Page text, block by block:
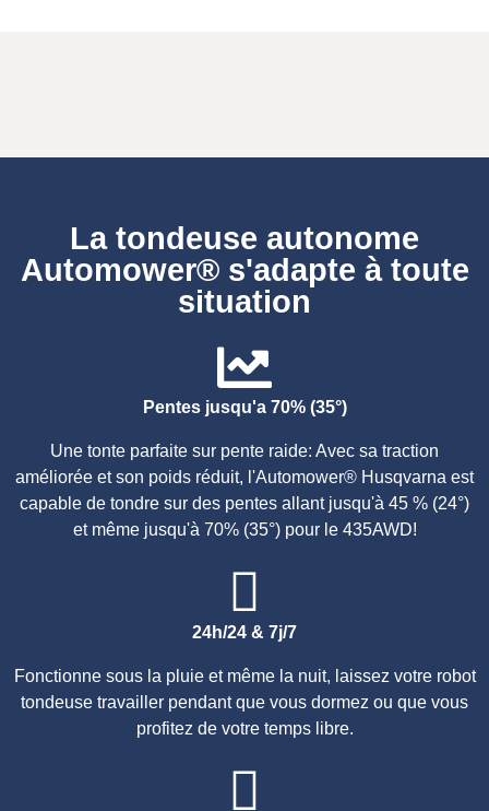
La tondeuse autonome
Automower® s'adapte à toute
situation
Pentes jusqu'a 70% (35°)
Une tonte parfaite sur pente raide: Avec sa traction
améliorée et son poids réduit, l'Automower® Husqvarna est
capable de tondre sur des pentes allant jusqu'à 45 % (24°)
et même jusqu'à 70% (35°) pour le 435AWD!
24h/24 & 7j/7
Fonctionne sous la pluie et même la nuit, laissez votre robot
tondeuse travailler pendant que vous dormez ou que vous
profitez de votre temps libre.